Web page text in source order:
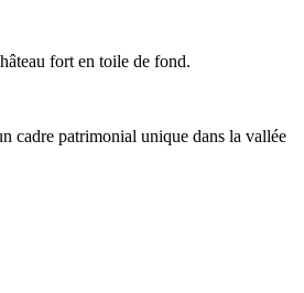
fort en toile de fond.
cadre patrimonial unique dans la vallée